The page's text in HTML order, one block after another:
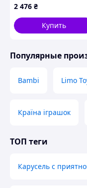
глазами • Говорящая
плюшевая игрушка
для детей
2 476 ₴
Купить
Популярные
Bambi Limo
Країна іграшок
ТОП теги
Карусель с